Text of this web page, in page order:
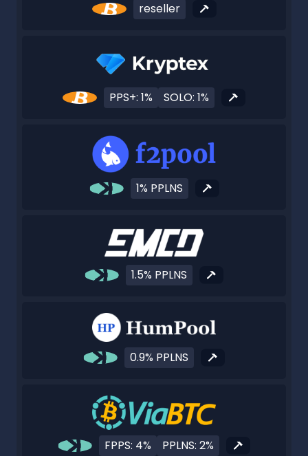
reseller
PPS+: 1% SOLO: 1%
1% PPLNS
1.5% PPLNS
0.9% PPLNS
FPPS: 4% PPLNS: 2%